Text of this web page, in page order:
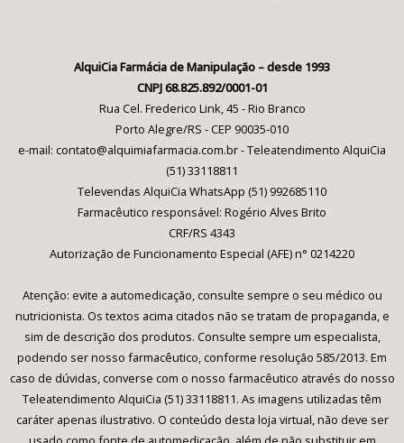
AlquiCia Farmácia de Manipulação – desde 1993
CNPJ 68.825.892/0001-01
Rua Cel. Frederico Link, 45 - Rio Branco
Porto Alegre/RS - CEP 90035-010
e-mail: contato@alquimiafarmacia.com.br - Teleatendimento AlquiCia
(51) 33118811
Televendas AlquiCia WhatsApp (51) 992685110
Farmacêutico responsável: Rogério Alves Brito
CRF/RS 4343
Autorização de Funcionamento Especial (AFE) n° 0214220
Atenção: evite a automedicação, consulte sempre o seu médico ou
nutricionista. Os textos acima citados não se tratam de propaganda, e
sim de descrição dos produtos. Consulte sempre um especialista,
podendo ser nosso farmacêutico, conforme resolução 585/2013. Em
caso de dúvidas, converse com o nosso farmacêutico através do nosso
Teleatendimento AlquiCia (51) 33118811. As imagens utilizadas têm
caráter apenas ilustrativo. O conteúdo desta loja virtual, não deve ser